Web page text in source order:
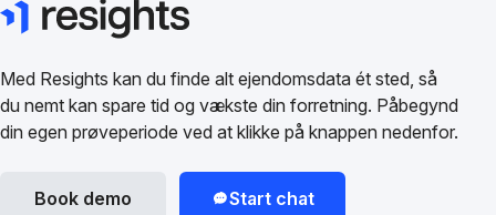
Med Resights kan du finde alt ejendomsdata ét sted, så
du nemt kan spare tid og vækste din forretning. Påbegynd
din egen prøveperiode ved at klikke på knappen nedenfor.
Book demo Start chat